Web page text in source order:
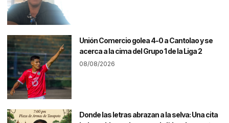
Unión Comercio golea 4-0 a Cantolao y se
acerca a la cima del Grupo 1 de la Liga 2
08/08/2026
Donde las letras abrazan a la selva: Una cita